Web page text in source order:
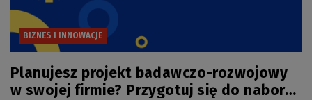
BIZNES I INNOWACJE
Planujesz projekt badawczo-rozwojowy
w swojej firmie? Przygotuj się do naboru